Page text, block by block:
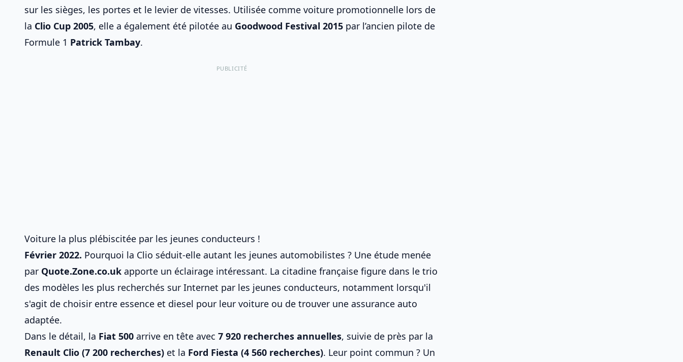
sur les sièges, les portes et le levier de vitesses. Utilisée comme voiture promotionnelle lors de
la Clio Cup 2005, elle a également été pilotée au Goodwood Festival 2015 par l’ancien pilote de
Formule 1 Patrick Tambay.
PUBLICITÉ
Voiture la plus plébiscitée par les jeunes conducteurs !
Février 2022. Pourquoi la Clio séduit-elle autant les jeunes automobilistes ? Une étude menée
par Quote.Zone.co.uk apporte un éclairage intéressant. La citadine française figure dans le trio
des modèles les plus recherchés sur Internet par les jeunes conducteurs, notamment lorsqu'il
s'agit de choisir entre essence et diesel pour leur voiture ou de trouver une assurance auto
adaptée.
Dans le détail, la Fiat 500 arrive en tête avec 7 920 recherches annuelles, suivie de près par la
Renault Clio (7 200 recherches) et la Ford Fiesta (4 560 recherches). Leur point commun ? Un